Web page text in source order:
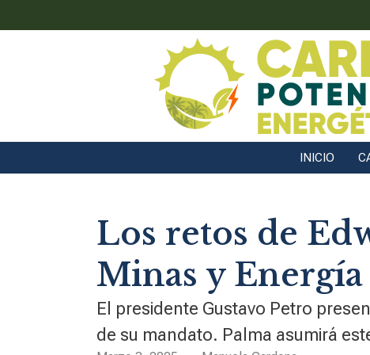
INICIO
Los retos de
Minas y
El presidente Gustavo Petro
de su mandato. Palma asumirá